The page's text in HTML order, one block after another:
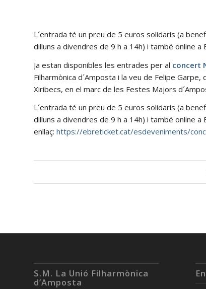
L´entrada té un preu de 5 euros solidaris (a
dilluns a divendres de 9 h a 14h) i també online a
Ja estan disponibles les entrades per al concert
Filharmònica d´Amposta i la veu de Felipe
Xiribecs, en el marc de les Festes Majors
L´entrada té un preu de 5 euros solidaris (a
dilluns a divendres de 9 h a 14h) i també online
enllaç: https://ebreticket.cat/esdeveniments/
S.M. La Unió Filharmònica
d’Amposta